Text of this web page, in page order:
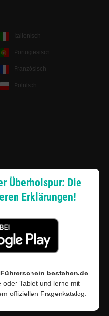
Überholspur: Die
Erklärungen!
Führerschein-bestehen.de
oder Tablet und lerne mit
offiziellen Fragenkatalog.
Italienisch
Portugiesisch
Französisch
Polnisch